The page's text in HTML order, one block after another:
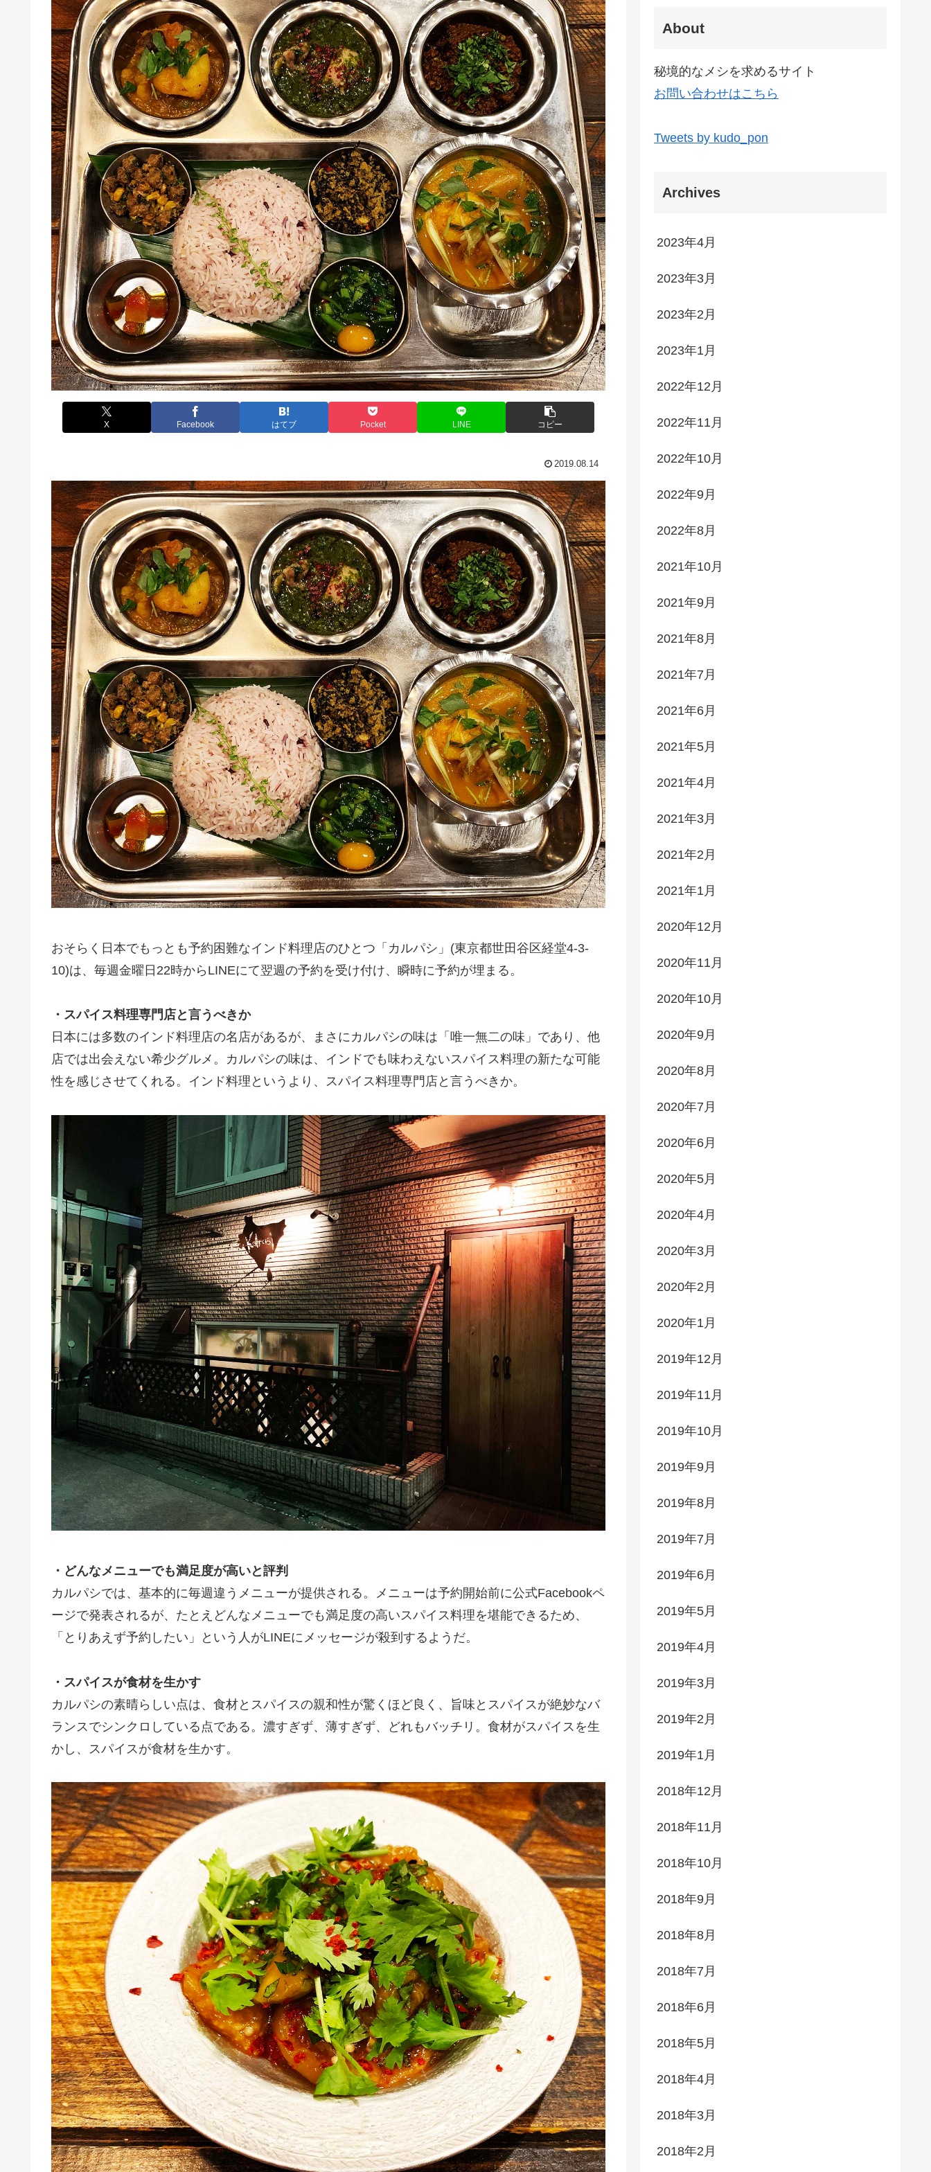
X Facebook はてブ Pocket LINE コピー
2019.08.14
おそらく日本でもっとも予約困難なインド料理店のひとつ「カルパシ」(東京都世田谷区経堂4-3-
10)は、毎週金曜日22時からLINEにて翌週の予約を受け付け、瞬時に予約が埋まる。
・スパイス料理専門店と言うべきか
日本には多数のインド料理店の名店があるが、まさにカルパシの味は「唯一無二の味」であり、他
店では出会えない希少グルメ。カルパシの味は、インドでも味わえないスパイス料理の新たな可能
性を感じさせてくれる。インド料理というより、スパイス料理専門店と言うべきか。
・どんなメニューでも満足度が高いと評判
カルパシでは、基本的に毎週違うメニューが提供される。メニューは予約開始前に公式Facebookペ
ージで発表されるが、たとえどんなメニューでも満足度の高いスパイス料理を堪能できるため、
「とりあえず予約したい」という人がLINEにメッセージが殺到するようだ。
・スパイスが食材を生かす
カルパシの素晴らしい点は、食材とスパイスの親和性が驚くほど良く、旨味とスパイスが絶妙なバ
ランスでシンクロしている点である。濃すぎず、薄すぎず、どれもバッチリ。食材がスパイスを生
かし、スパイスが食材を生かす。
About
秘境的なメシを求めるサイト
お問い合わせはこちら
Tweets by kudo_pon
Archives
2023年4月
2023年3月
2023年2月
2023年1月
2022年12月
2022年11月
2022年10月
2022年9月
2022年8月
2021年10月
2021年9月
2021年8月
2021年7月
2021年6月
2021年5月
2021年4月
2021年3月
2021年2月
2021年1月
2020年12月
2020年11月
2020年10月
2020年9月
2020年8月
2020年7月
2020年6月
2020年5月
2020年4月
2020年3月
2020年2月
2020年1月
2019年12月
2019年11月
2019年10月
2019年9月
2019年8月
2019年7月
2019年6月
2019年5月
2019年4月
2019年3月
2019年2月
2019年1月
2018年12月
2018年11月
2018年10月
2018年9月
2018年8月
2018年7月
2018年6月
2018年5月
2018年4月
2018年3月
2018年2月